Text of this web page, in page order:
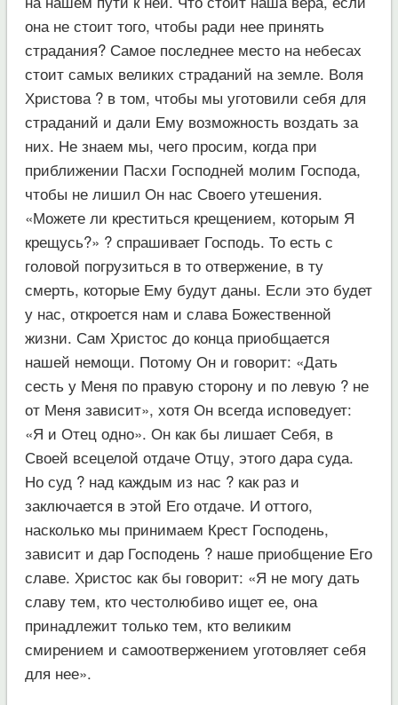
она не стоит того, чтобы ради нее принять
страдания? Самое последнее место на небесах
стоит самых великих страданий на земле. Воля
Христова ? в том, чтобы мы уготовили себя для
страданий и дали Ему возможность воздать за
них. Не знаем мы, чего просим, когда при
приближении Пасхи Господней молим Господа,
чтобы не лишил Он нас Своего утешения.
«Можете ли креститься крещением, которым Я
крещусь?» ? спрашивает Господь. То есть с
головой погрузиться в то отвержение, в ту
смерть, которые Ему будут даны. Если это будет
у нас, откроется нам и слава Божественной
жизни. Сам Христос до конца приобщается
нашей немощи. Потому Он и говорит: «Дать
сесть у Меня по правую сторону и по левую ? не
от Меня зависит», хотя Он всегда исповедует:
«Я и Отец одно». Он как бы лишает Себя, в
Своей всецелой отдаче Отцу, этого дара суда.
Но суд ? над каждым из нас ? как раз и
заключается в этой Его отдаче. И оттого,
насколько мы принимаем Крест Господень,
зависит и дар Господень ? наше приобщение Его
славе. Христос как бы говорит: «Я не могу дать
славу тем, кто честолюбиво ищет ее, она
принадлежит только тем, кто великим
смирением и самоотвержением уготовляет себя
для нее».